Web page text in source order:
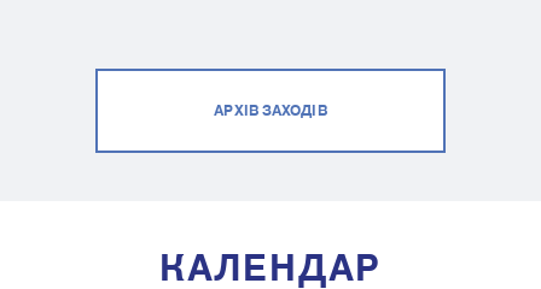
АРХІВ ЗАХОДІВ
КАЛЕНДАР